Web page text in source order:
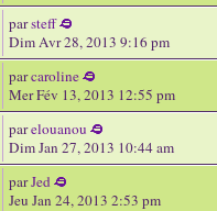
parsteff
Dim Avr 28, 2013 9:16 pm
parcaroline
Mer Fév 13, 2013 12:55 pm
parelouanou
Dim Jan 27, 2013 10:44 am
parJed
Jeu Jan 24, 2013 2:53 pm